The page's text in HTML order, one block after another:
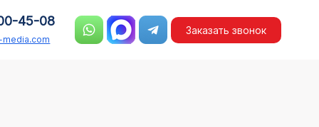
45-08
Заказать звонок